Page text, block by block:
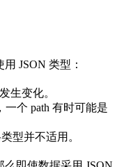
JSON 类型：
生变化。
一个 path 有时可能是
型并不适用。